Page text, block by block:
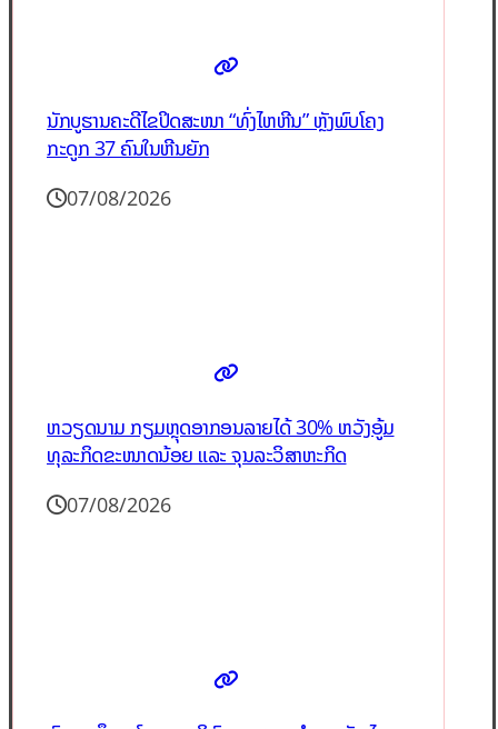
ນັກບູຮານຄະດີໄຂປິດສະໜາ “ທົ່ງໄຫຫີນ” ຫຼັງພົບໂຄງ
ກະດູກ 37 ຄົນໃນຫີນຍັກ
07/08/2026
ຫວຽດນາມ ກຽມຫຼຸດອາກອນລາຍໄດ້ 30% ຫວັງອູ້ມ
ທຸລະກິດຂະໜາດນ້ອຍ ແລະ ຈຸນລະວິສາຫະກິດ
07/08/2026